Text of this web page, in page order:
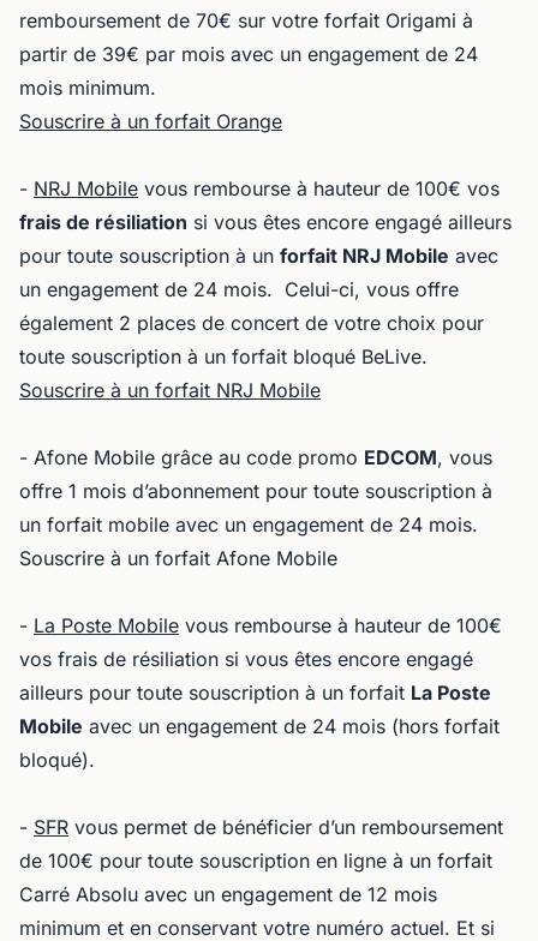
remboursement de 70€ sur votre forfait Origami à
partir de 39€ par mois avec un engagement de 24
mois minimum.
Souscrire à un forfait Orange
- NRJ Mobile vous rembourse à hauteur de 100€ vos
frais de résiliation si vous êtes encore engagé ailleurs
pour toute souscription à un forfait NRJ Mobile avec
un engagement de 24 mois. Celui-ci, vous offre
également 2 places de concert de votre choix pour
toute souscription à un forfait bloqué BeLive.
Souscrire à un forfait NRJ Mobile
- Afone Mobile grâce au code promo EDCOM, vous
offre 1 mois d’abonnement pour toute souscription à
un forfait mobile avec un engagement de 24 mois.
Souscrire à un forfait Afone Mobile
- La Poste Mobile vous rembourse à hauteur de 100€
vos frais de résiliation si vous êtes encore engagé
ailleurs pour toute souscription à un forfait La Poste
Mobile avec un engagement de 24 mois (hors forfait
bloqué).
- SFR vous permet de bénéficier d’un remboursement
de 100€ pour toute souscription en ligne à un forfait
Carré Absolu avec un engagement de 12 mois
minimum et en conservant votre numéro actuel. Et si